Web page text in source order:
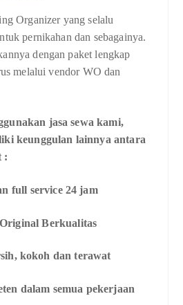
Organizer yang selalu
pernikahan dan sebagainya.
dengan paket lengkap
melalui vendor WO dan
jasa sewa kami,
keunggulan lainnya antara
:
full service 24 jam
Berkualitas
kokoh dan terawat
dalam semua pekerjaan